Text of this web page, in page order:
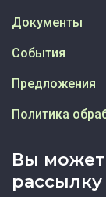
Вы
рассылку
Документы
События
Предложения
Политика